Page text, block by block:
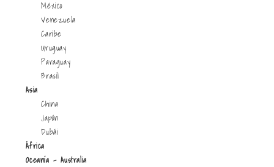
México
Venezuela
Caribe
Uruguay
Paraguay
Brasil
Asia
China
Japón
Dubái
África
Oceanía - Australia